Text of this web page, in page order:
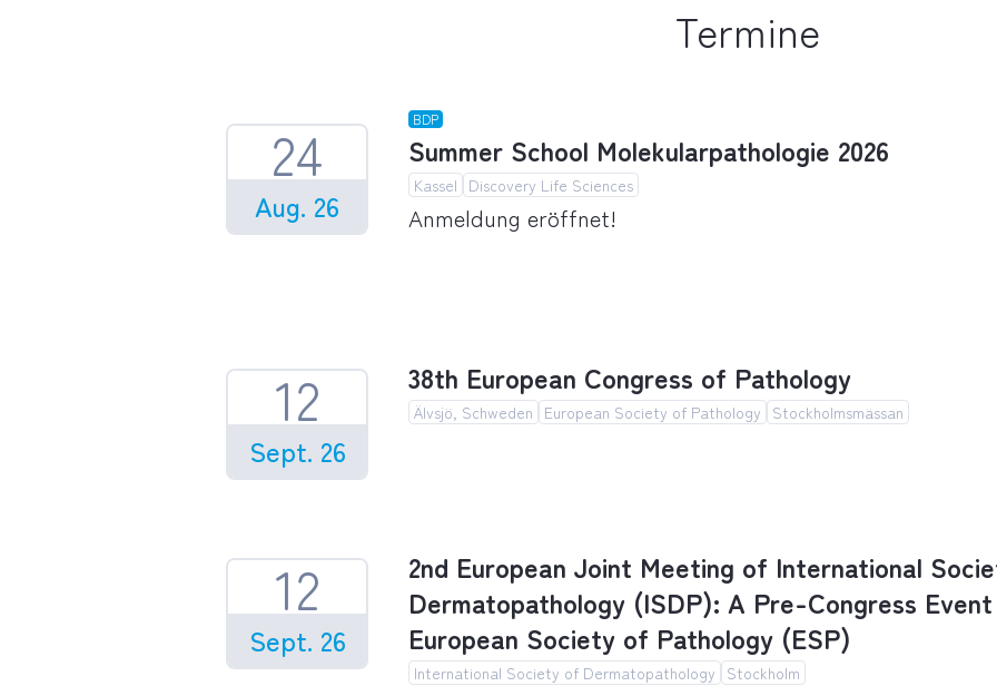
Termine
24
Aug. 26
BDP
Summer School Molekularpathologie 2026
Kassel Discovery Life Sciences
Anmeldung eröffnet!
12
Sept. 26
38th European Congress of Pathology
Älvsjö, Schweden European Society of Pathology Stockholmsmässan
12
Sept. 26
2nd European Joint Meeting of International
Dermatopathology (ISDP): A Pre-Congress
European Society of Pathology (ESP)
International Society of Dermatopathology Stockholm